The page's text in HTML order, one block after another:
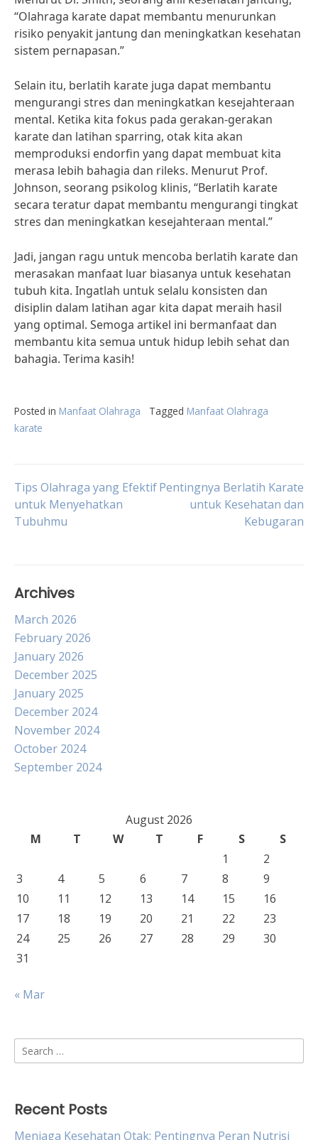
“Olahraga karate dapat membantu menurunkan
risiko penyakit jantung dan meningkatkan kesehatan
sistem pernapasan.”
Selain itu, berlatih karate juga dapat membantu
mengurangi stres dan meningkatkan kesejahteraan
mental. Ketika kita fokus pada gerakan-gerakan
karate dan latihan sparring, otak kita akan
memproduksi endorfin yang dapat membuat kita
merasa lebih bahagia dan rileks. Menurut Prof.
Johnson, seorang psikolog klinis, “Berlatih karate
secara teratur dapat membantu mengurangi tingkat
stres dan meningkatkan kesejahteraan mental.”
Jadi, jangan ragu untuk mencoba berlatih karate dan
merasakan manfaat luar biasanya untuk kesehatan
tubuh kita. Ingatlah untuk selalu konsisten dan
disiplin dalam latihan agar kita dapat meraih hasil
yang optimal. Semoga artikel ini bermanfaat dan
membantu kita semua untuk hidup lebih sehat dan
bahagia. Terima kasih!
Posted in Manfaat Olahraga Tagged Manfaat Olahraga
karate
Post
navigation
Tips Olahraga yang Efektif
untuk Menyehatkan
Tubuhmu
Pentingnya Berlatih Karate
untuk Kesehatan dan
Kebugaran
Archives
March 2026
February 2026
January 2026
December 2025
January 2025
December 2024
November 2024
October 2024
September 2024
August 2026
M
T W T F S
S
1
2
3
4 5 6 7 8
9
10
11 12 13 14 15
16
17
18 19 20 21 22
23
24
25 26 27 28 29
30
31
« Mar
Search
for:
Recent Posts
Menjaga Kesehatan Otak: Pentingnya Peran Nutrisi